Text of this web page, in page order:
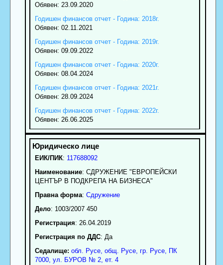
Обявен: 23.09.2020
Годишен финансов отчет - Година: 2018г.
Обявен: 02.11.2021
Годишен финансов отчет - Година: 2019г.
Обявен: 09.09.2022
Годишен финансов отчет - Година: 2020г.
Обявен: 08.04.2024
Годишен финансов отчет - Година: 2021г.
Обявен: 28.09.2024
Годишен финансов отчет - Година: 2022г.
Обявен: 26.06.2025
ЕИК/ПИК: 117688092
Наименование: СДРУЖЕНИЕ "ЕВРОПЕЙСКИ
ЦЕНТЪР В ПОДКРЕПА НА БИЗНЕСА"
Правна форма: Сдружение
Дело: 1003/2007 450
Регистрация: 26.04.2019
Регистрация по ДДС: Да
Седалище: обл. Русе, общ. Русе, гр. Русе, ПК
7000, ул. БУРОВ № 2, ет. 4